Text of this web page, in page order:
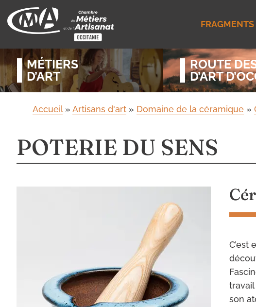
MÉTIERS
D’ART
ROUTE
D’ART
Accueil»Artisans d'art » Domaine de la céramique »
POTERIE DU SENS
C’est
son